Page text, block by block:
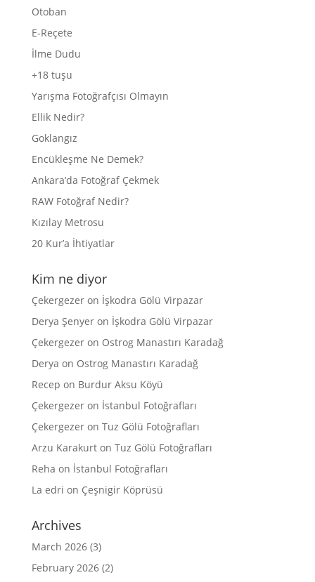
Otoban
E-Reçete
İlme Dudu
+18 tuşu
Yarışma Fotoğrafçısı Olmayın
Ellik Nedir?
Goklangız
Encükleşme Ne Demek?
Ankara’da Fotoğraf Çekmek
RAW Fotoğraf Nedir?
Kızılay Metrosu
20 Kur’a İhtiyatlar
Kim ne diyor
Çekergezeron İşkodra Gölü Virpazar
Derya Şenyeron İşkodra Gölü Virpazar
Çekergezeron Ostrog Manastırı Karadağ
Derya on Ostrog Manastırı Karadağ
Recep on Burdur Aksu Köyü
Çekergezeron İstanbul Fotoğrafları
Çekergezeron Tuz Gölü Fotoğrafları
Arzu Karakurton Tuz Gölü Fotoğrafları
Reha on İstanbul Fotoğrafları
La edri on Çeşnigir Köprüsü
Archives
March 2026(3)
February 2026(2)